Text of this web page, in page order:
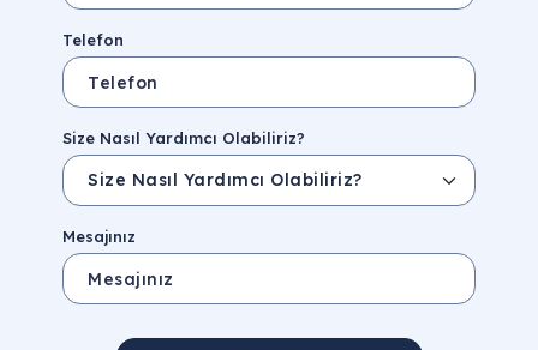
Telefon
Size Nasıl Yardımcı Olabiliriz?
Mesajınız